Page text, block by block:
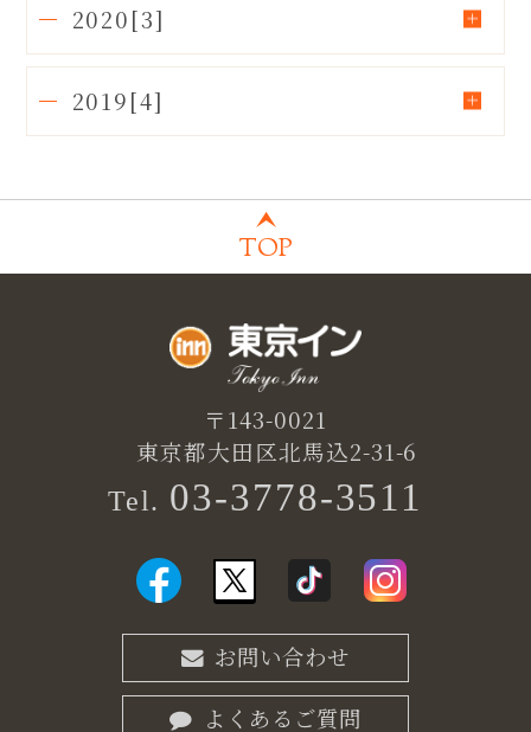
2020[3]
2019[4]
TOP
〒143-0021
東京都大田区北馬込2-31-6
Tel. 03-3778-3511
お問い合わせ
よくあるご質問